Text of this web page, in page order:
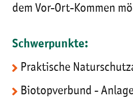
dem Vor-Ort-Kommen
Schwerpunkte:
Praktische
Biotopverbund -